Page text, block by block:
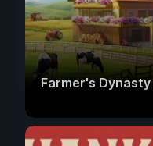
Farmer's Dynasty